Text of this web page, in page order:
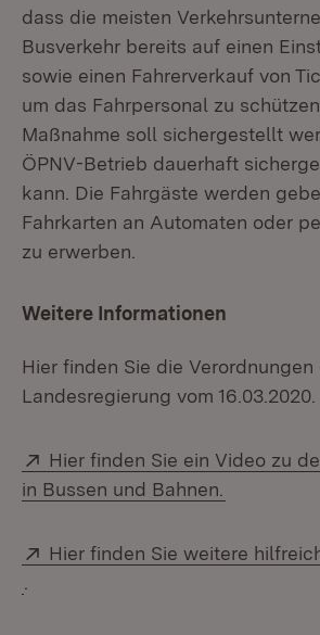
dass die meisten
Busverkehr bereits auf einen
sowie einen Fahrerverkauf von
um das Fahrpersonal zu
Maßnahme soll sichergestellt
ÖPNV-Betrieb dauerhaft
kann. Die Fahrgäste werden
Fahrkarten an Automaten oder
zu erwerben.
Weitere Informationen
Hier finden Sie die Verordnungen
Landesregierung vom 16.03.2020.
Extern:
Hier finden Sie ein Video zu
in Bussen und Bahnen.
Extern:
Hier finden Sie weitere